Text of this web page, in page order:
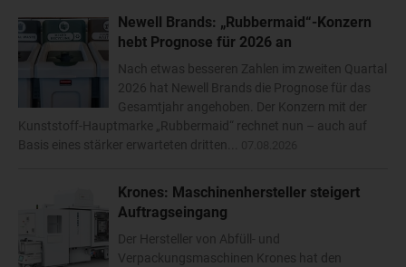
Newell Brands: „Rubbermaid“-Konzern
hebt Prognose für 2026 an
Nach etwas besseren Zahlen im zweiten Quartal
2026 hat Newell Brands die Prognose für das
Gesamtjahr angehoben. Der Konzern mit der
Kunststoff-Hauptmarke „Rubbermaid“ rechnet nun – auch auf
Basis eines stärker erwarteten dritten...
Krones: Maschinenhersteller steigert
Auftragseingang
Der Hersteller von Abfüll- und
Verpackungsmaschinen Krones hat den